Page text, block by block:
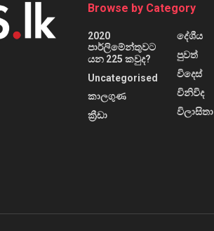
Browse by Category
2020
පාර්ලිමේන්තුවට
යන 225 කවුද?
Uncategorised
කාලගුණ
ක්‍රීඩා
දේශීය
පුවත්
විදෙස්
විනිවිද
විලාසිතා